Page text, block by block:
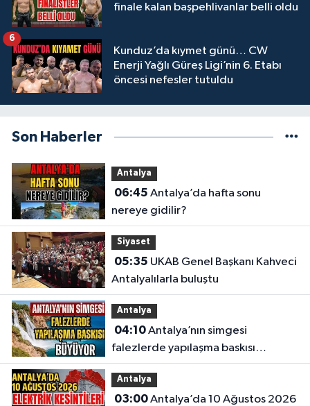
finale kalan başpehlivanlar belli oldu
Kunduz’da kıymet günü… CW
Enerji Yağlı Güreş Ligi’nin 6. Etabı
öncesi nefesler tutuldu
6
Son Haberler
Antalya
06:45
nereye gidilir?
Siyaset
05:35
Antalyalılarla buluştu
Antalya
04:10Antalya’nın simgesi
falezlerde yapılaşma baskısı
büyüyor
Antalya
03:00Antalya’da 10 Ağustos 2026